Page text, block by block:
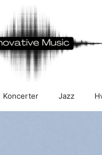
Koncerter Jazz